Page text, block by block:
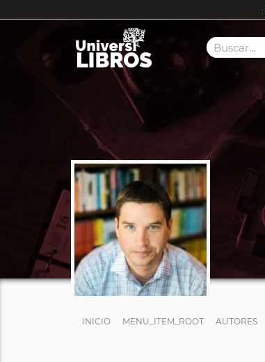
INICIO MENU_ITEM_ROOT AUTORES